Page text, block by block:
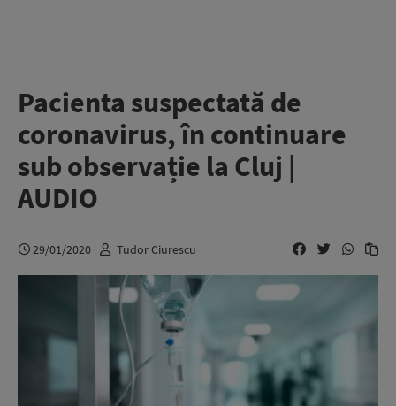
Pacienta suspectată de
coronavirus, în continuare
sub observație la Cluj |
AUDIO
29/01/2020 Tudor Ciurescu